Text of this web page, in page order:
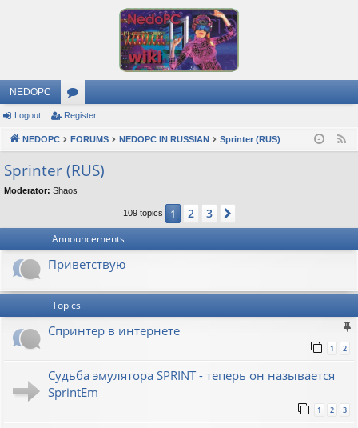
NEDOPC
or
u
m
s
Logout Register
NEDOPC FORUMS NEDOPC IN RUSSIAN Sprinter (RUS)
Sprinter (RUS)
Moderator: Shaos
109 topics 1 2 3
Announcements
Приветствую
Topics
Спринтер в интернете
1 2
Судьба эмулятора SPRINT - теперь он называется
SprintEm
1 2 3